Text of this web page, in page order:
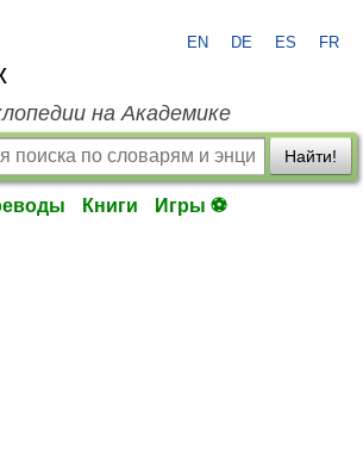
EN DE ES FR
на Академике
Найти!
Книги Игры ⚽